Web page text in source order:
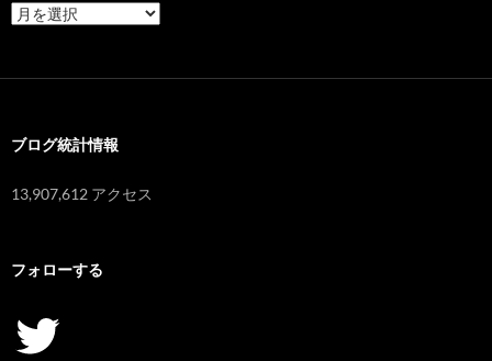
ア
ー
ブログ統計情報
13,907,612 アクセス
フォローする
Twitter